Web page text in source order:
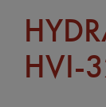
HVI-